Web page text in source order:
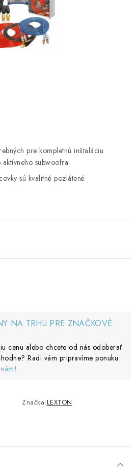
pre kompletnú inštaláciu
subwoofra
sú kvalitné pozlátené
NA TRHU PRE ZNAČKOVÉ
cenu alebo chcete od nás odoberať
Radi vám pripravíme ponuku
Značka:LEXTON